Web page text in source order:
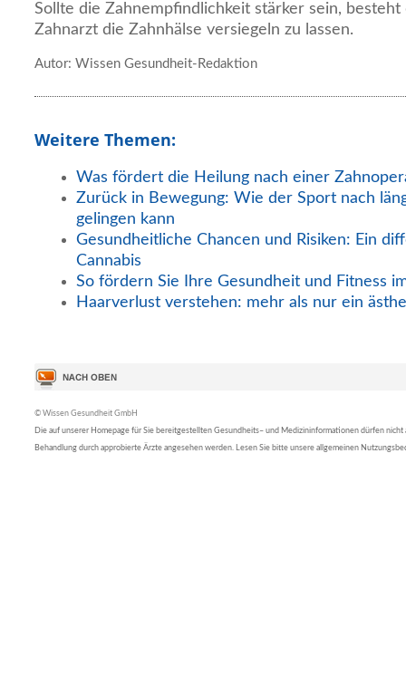
Sollte die Zahnempfindlichkeit stärker sein,
Zahnarzt die Zahnhälse versiegeln zu lassen.
Autor: Wissen Gesundheit-Redaktion
Weitere Themen:
Was fördert die Heilung nach einer
Zurück in Bewegung: Wie der Sport nach
gelingen kann
Gesundheitliche Chancen und Risiken: Ein
Cannabis
So fördern Sie Ihre Gesundheit und Fitness
Haarverlust verstehen: mehr als nur ein
© Wissen Gesundheit GmbH
Die auf unserer Homepage für Sie bereitgestellten Gesundheits– und Medizininformationen dürfen nicht
Behandlung durch approbierte Ärzte angesehen werden. Lesen Sie bitte unsere allgemeinen